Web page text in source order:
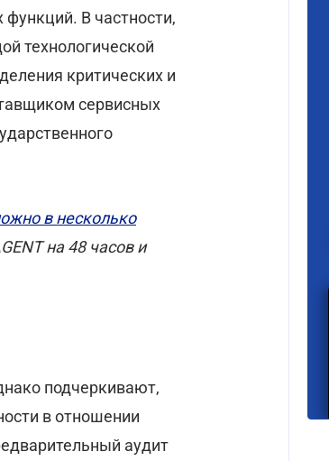
В частности,
технологической
критических и
сервисных
в несколько
на 48 часов и
подчеркивают,
в отношении
аудит